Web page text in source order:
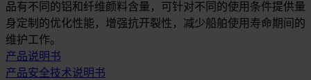
品有不同的铝和纤维颜料含量，可针对不同的使用条件提供量
身定制的优化性能，增强抗开裂性，减少船舶使用寿命期间的
维护工作。
产品说明书
产品安全技术说明书